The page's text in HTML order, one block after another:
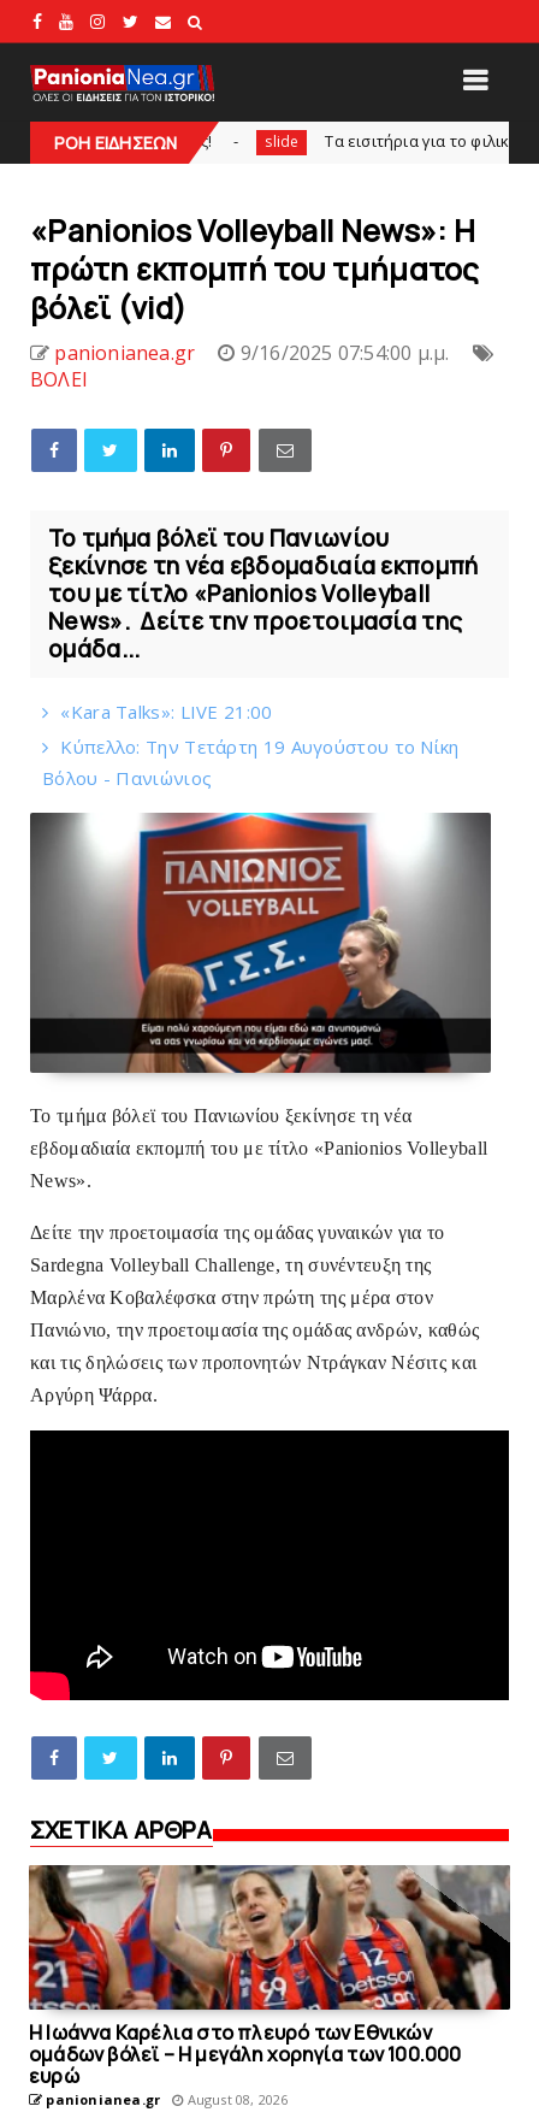
ΡΟΗ ΕΙΔΗΣΕΩΝ
slide Tα εισιτήρια για το φιλικό τουρνουά του
«Panionios Volleyball News»: Η
πρώτη εκπομπή του τμήματος
βόλεϊ (vid)
panionianea.gr
9/16/2025 07:54:00 μ.μ.
ΒΟΛΕΙ
Το τμήμα βόλεϊ του Πανιωνίου
ξεκίνησε τη νέα εβδομαδιαία εκπομπή
του με τίτλο «Panionios Volleyball
News». Δείτε την προετοιμασία της
ομάδα...
«Kara Talks»: LIVE 21:00
Κύπελλο: Την Τετάρτη 19 Αυγούστου το Νίκη
Βόλου - Πανιώνιος
Το τμήμα βόλεϊ του Πανιωνίου ξεκίνησε τη νέα
εβδομαδιαία εκπομπή του με τίτλο «Panionios Volleyball
News».
Δείτε την προετοιμασία της ομάδας γυναικών για το
Sardegna Volleyball Challenge, τη συνέντευξη της
Μαρλένα Κοβαλέφσκα στην πρώτη της μέρα στον
Πανιώνιο, την προετοιμασία της ομάδας ανδρών, καθώς
και τις δηλώσεις των προπονητών Ντράγκαν Νέσιτς και
Αργύρη Ψάρρα.
ΣΧΕΤΙΚΑ ΑΡΘΡΑ
Η Ιωάννα Καρέλια στο πλευρό των Εθνικών
ομάδων βόλεϊ – H μεγάλη χορηγία των 100.000
ευρώ
panionianea.gr August 08, 2026